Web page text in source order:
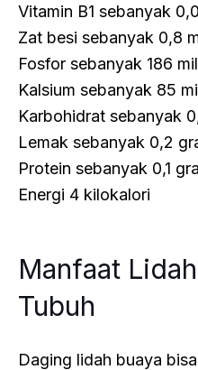
Vitamin B1 sebanyak
Zat besi sebanyak 0,8
Fosfor sebanyak 186
Kalsium sebanyak 85
Karbohidrat sebanyak
Lemak sebanyak 0,2
Protein sebanyak 0,1
Energi 4 kilokalori
Manfaat
Tubuh
Daging lidah buaya